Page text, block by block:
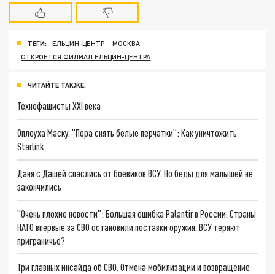
ТЕГИ: ЕЛЬЦИН-ЦЕНТР
МОСКВА
ОТКРОЕТСЯ ФИЛИАЛ ЕЛЬЦИН-ЦЕНТРА
ЧИТАЙТЕ ТАКЖЕ:
Технофашисты XXI века
Оплеуха Маску. "Пора снять белые перчатки": Как уничтожить
Starlink
Даня с Дашей спаслись от боевиков ВСУ. Но беды для малышей не
закончились
"Очень плохие новости": Большая ошибка Palantir в России. Страны
НАТО впервые за СВО остановили поставки оружия. ВСУ теряют
приграничье?
Три главных инсайда об СВО. Отмена мобилизации и возвращение